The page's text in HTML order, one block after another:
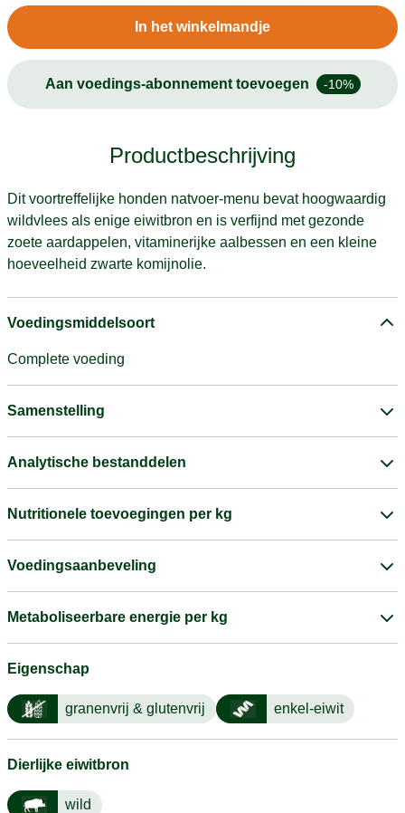
In het winkelmandje
Aan voedings-abonnement toevoegen -10%
Productbeschrijving
Dit voortreffelijke honden natvoer-menu bevat hoogwaardig
wildvlees als enige eiwitbron en is verfijnd met gezonde
zoete aardappelen, vitaminerijke aalbessen en een kleine
hoeveelheid zwarte komijnolie.
Voedingsmiddelsoort
Complete voeding
Samenstelling
Analytische bestanddelen
Nutritionele toevoegingen per kg
Voedingsaanbeveling
Metaboliseerbare energie per kg
Eigenschap
granenvrij & glutenvrij enkel-eiwit
Dierlijke eiwitbron
wild